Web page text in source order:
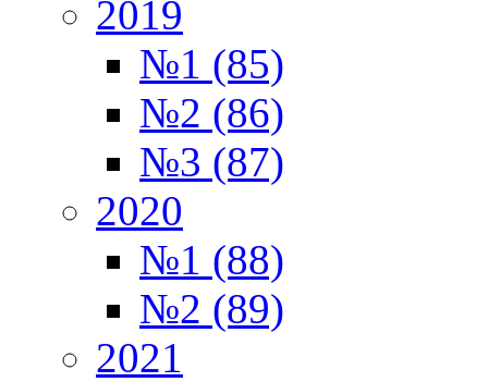
2019
№1 (85)
№2 (86)
№3 (87)
2020
№1 (88)
№2 (89)
2021